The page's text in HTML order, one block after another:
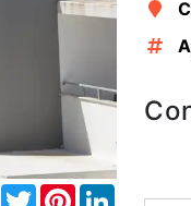
Facebook
TwitterPinterestLinkedIn